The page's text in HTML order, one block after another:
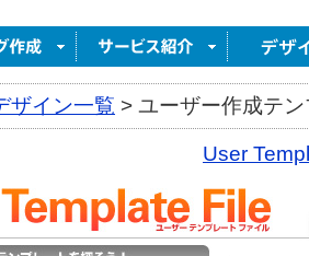
ザイン一覧 > ユーザー作成テ
User